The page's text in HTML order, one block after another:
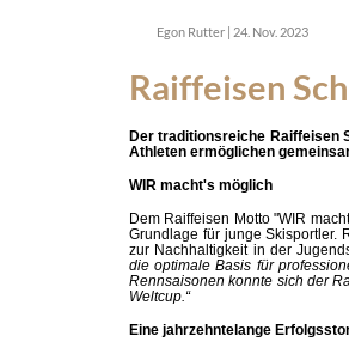
Egon Rutter 24. Nov. 2023
Raiffeisen
Der traditionsreiche Raiffeisen
Athleten ermöglichen
WIR macht's möglich
Dem Raiffeisen Motto "WIR
Grundlage für junge Skisportler.
zur Nachhaltigkeit in der
die optimale Basis für
Rennsaisonen konnte sich der
Weltcup.“
Eine jahrzehntelange